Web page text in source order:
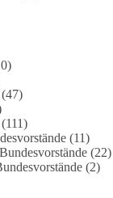
lebt nicht
Sie lebt
transparent zu
eine
und transparente
Politik. Ohne
und
(47)
(111)
(11)
(22)
(2)